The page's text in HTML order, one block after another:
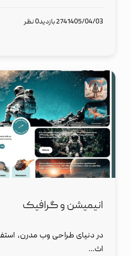
1405/04/03274 بازدید 0 نظر
انیمیشن و گرافیک
در دنیای طراحی وب مدرن،
اث...